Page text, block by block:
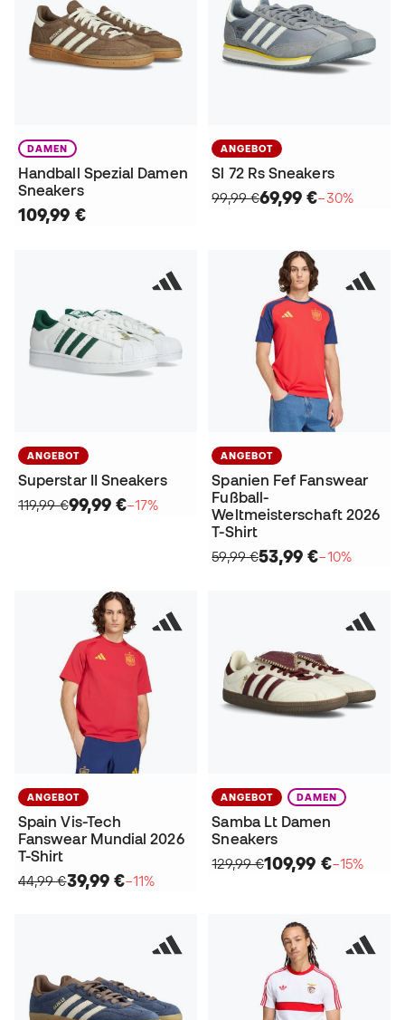
DAMEN
Handball Spezial Damen
Sneakers
109,99 €
ANGEBOT
Sl 72 Rs Sneakers
99,99 €69,99 €−30%
ANGEBOT
Superstar II Sneakers
119,99 €99,99 €−17%
ANGEBOT
Spanien Fef Fanswear
Fußball-
Weltmeisterschaft 2026
T-Shirt
59,99 €53,99 €−10%
ANGEBOT
Spain Vis-Tech
Fanswear Mundial 2026
T-Shirt
44,99 €39,99 €−11%
ANGEBOT DAMEN
Samba Lt Damen
Sneakers
129,99 €109,99 €−15%